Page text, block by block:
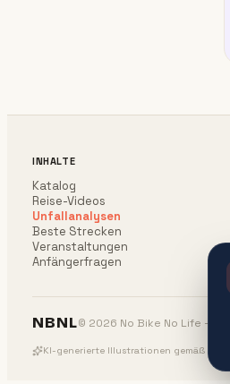
INHALTE
Katalog
Reise-Videos
Unfallanalysen
Beste Strecken
Veranstaltungen
Anfängerfragen
NBNL© 2026 No Bike No Life —
KI-generierte Illustrationen gemäß EU